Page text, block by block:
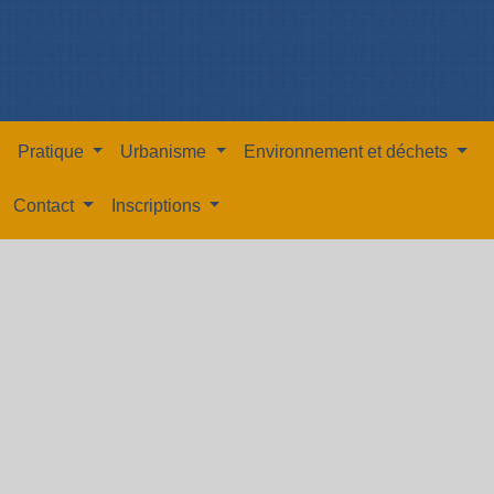
Pratique Urbanisme Environnement et déchets
Contact Inscriptions